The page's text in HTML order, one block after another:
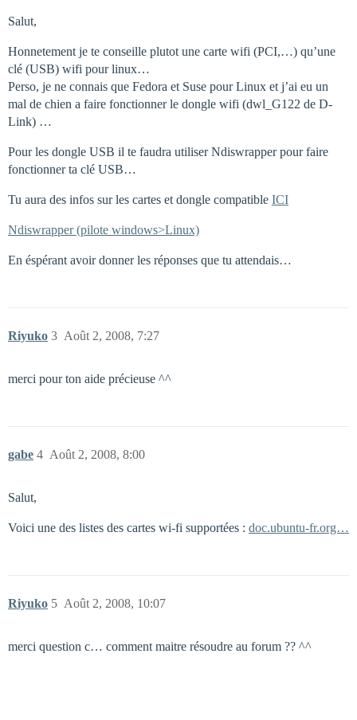
Salut,
Honnetement je te conseille plutot une carte wifi (PCI,…) qu’une
clé (USB) wifi pour linux…
Perso, je ne connais que Fedora et Suse pour Linux et j’ai eu un
mal de chien a faire fonctionner le dongle wifi (dwl_G122 de D-
Link) …
Pour les dongle USB il te faudra utiliser Ndiswrapper pour faire
fonctionner ta clé USB…
Tu aura des infos sur les cartes et dongle compatible ICI
Ndiswrapper (pilote windows>Linux)
En éspérant avoir donner les réponses que tu attendais…
Riyuko Août 2, 2008, 7:27
3
merci pour ton aide précieuse ^^
gabe Août 2, 2008, 8:00
4
Salut,
Voici une des listes des cartes wi-fi supportées : doc.ubuntu-fr.org…
Riyuko Août 2, 2008, 10:07
5
merci question c… comment maitre résoudre au forum ?? ^^